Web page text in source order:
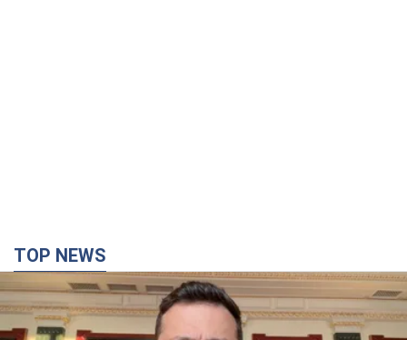
TOP NEWS